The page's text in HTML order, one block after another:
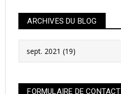
ARCHIVES DU BLOG
FORMULAIRE DE CONTACT